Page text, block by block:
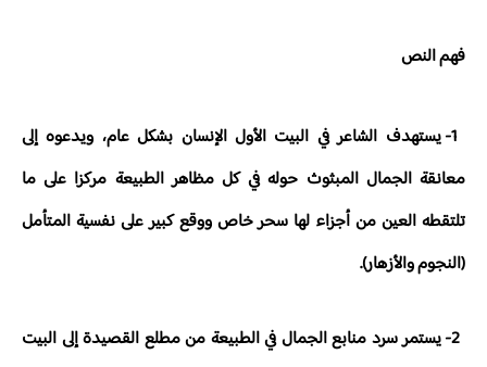
فهم النص
1- يستهدف الشاعر في البيت الأول الإنسان بشكل عام، ويدعوه إلى
معانقة الجمال المبثوث حوله في كل مظاهر الطبيعة مركزا على ما
تلتقطه العين من أجزاء لها سحر خاص ووقع كبير على نفسية المتأمل
(النجوم والأزهار).
2- يستمر سرد منابع الجمال في الطبيعة من مطلع القصيدة إلى البيت